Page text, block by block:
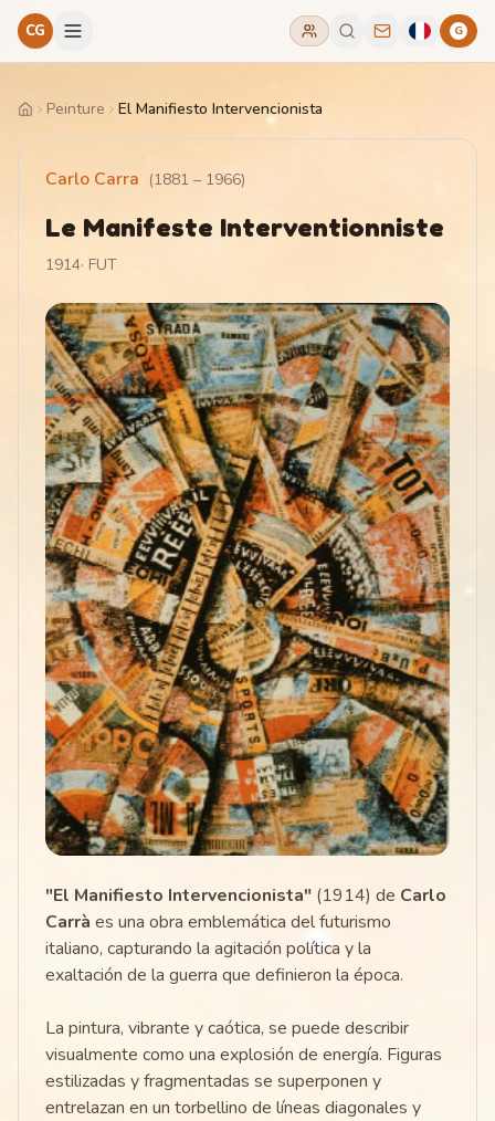
CG G
HomePeinture El Manifiesto Intervencionista
Carlo Carra (1881 – 1966)
Le Manifeste Interventionniste
1914· FUT
"El Manifiesto Intervencionista" (1914) de Carlo
Carrà es una obra emblemática del futurismo
italiano, capturando la agitación política y la
exaltación de la guerra que definieron la época.
La pintura, vibrante y caótica, se puede describir
visualmente como una explosión de energía. Figuras
estilizadas y fragmentadas se superponen y
entrelazan en un torbellino de líneas diagonales y